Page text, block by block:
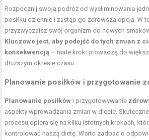
Rozpocznij swoją podróż od wyeliminowania
posiłku dziennie i zastąp go zdrowszą opcją. W
przyzwyczaisz swój organizm do nowych
Kluczowe jest, aby podejść do tych zmian z
konsekwencją – małe kroki prowadzą do
dłuższym okresie czasu.
Planowanie posiłków i przygotowanie
Planowanie posiłków i przygotowywanie
aspekty wprowadzania zmian w diecie.
procesu opiera się na kilku istotnych krokach,
kontrolować naszą dietę. Warto zadbać o